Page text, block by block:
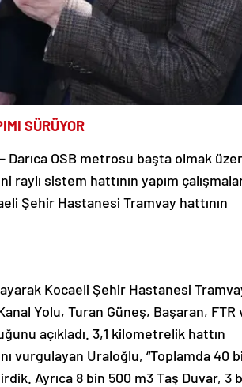
SÜRÜYOR
Darıca OSB metrosu başta olmak
sistem hattının yapım
Şehir Hastanesi Tramvay hattının
Kocaeli Şehir Hastanesi
Yolu, Turan Güneş, Başaran, FTR
açıkladı. 3,1 kilometrelik hattın
vurgulayan Uraloğlu, “Toplamda 40
Ayrıca 8 bin 500 m3 Taş Duvar, 3